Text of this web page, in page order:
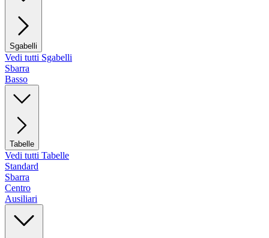
Sgabelli
Vedi tutti Sgabelli
Sbarra
Basso
Tabelle
Vedi tutti Tabelle
Standard
Sbarra
Centro
Ausiliari